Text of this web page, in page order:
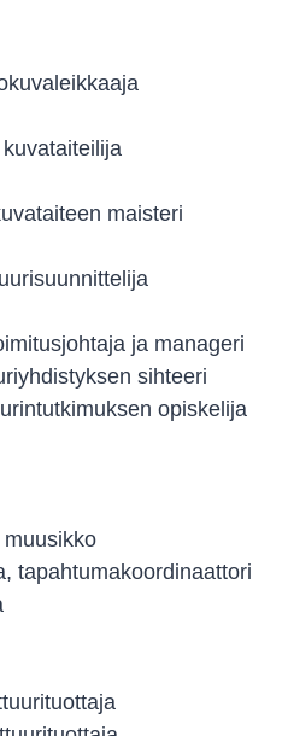
maisteri
ja manageri
sihteeri
opiskelija
tapahtumakoordinaattori